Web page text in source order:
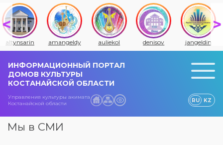
altynsarin amangeldy auliekol denisov jangeldin
ИНФОРМАЦИОННЫЙ ПОРТАЛ
ДОМОВ КУЛЬТУРЫ
КОСТАНАЙСКОЙ ОБЛАСТИ
Управления культуры акимата
Костанайской области
RU KZ
Мы в СМИ